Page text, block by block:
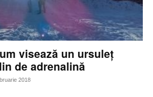
visează un ursuleț
de adrenalină
2018